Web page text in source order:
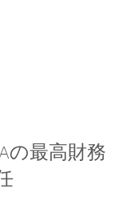
の最高財務